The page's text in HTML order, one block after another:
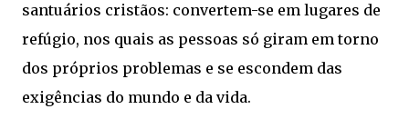
santuários cristãos: convertem-se em lugares de
refúgio, nos quais as pessoas só giram em torno
dos próprios problemas e se escondem das
exigências do mundo e da vida.